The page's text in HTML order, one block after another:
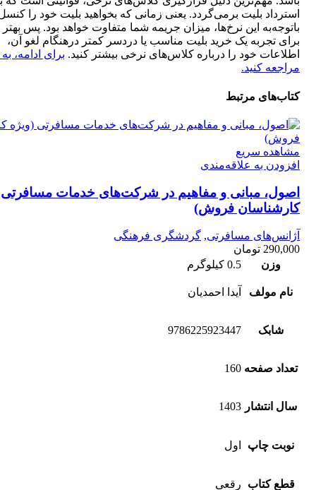
استرداد بلیت برمی‌گردد. یعنی زمانی که بخواهید بلیت خود را
باتوجه‌به این نرخ‌ها، میزان جریمه شما متفاوت خواهد بود. پس
برای تجربه یک خرید بلیت مناسب یا دردسر کمتر درهنگام لغو آن،
اطلاعات خود را درباره کلاس‌های نرخی بیشتر کنید. برای ادامه،
مراجعه کنید.
کتاب‌های مرتبط
مشاهده سریع
افزودن به علاقه‌مندی
اصول، مبانی و مفاهیم در شرکت‌های خدمات مسافرتی
کارشناسان فروش)
آژانس‌های مسافرتی, گردشگری فرهنگی
290,000 تومان
وزن
0.5 کیلوگرم
نام مولف آیدا احمدیان
شابک 9786225923447
تعداد صفحه 160
سال انتشار 1403
نوبت چاپ اول
قطع کتاب رقعی